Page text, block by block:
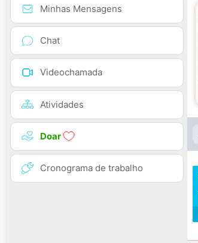
Minhas Mensagens
Chat
Videochamada
Atividades
Doar
Cronograma de trabalho